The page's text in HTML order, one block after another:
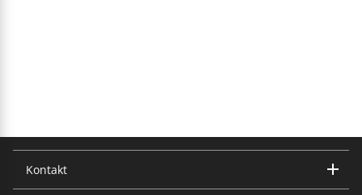
Kontakt